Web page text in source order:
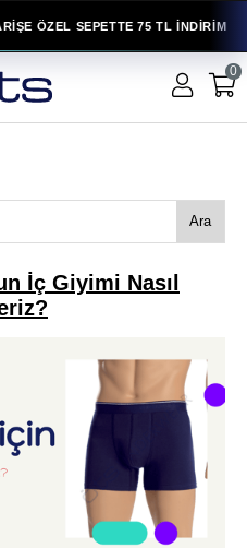
ÖZEL SEPETTE 75 TL İNDİRİM
0
Ara
İç Giyimi Nasıl